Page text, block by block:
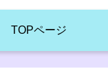
TOPページ